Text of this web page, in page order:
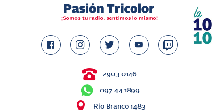
2903 0146
097 44 1899
Río Branco 1483